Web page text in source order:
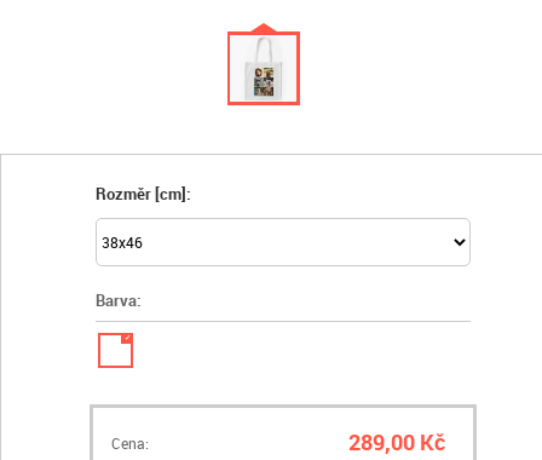
Rozměr [cm]:
Barva:
✓
Cena: 289,00 Kč